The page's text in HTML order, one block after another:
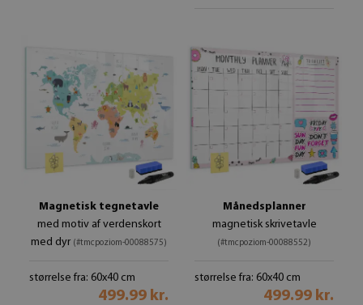
Magnetisk tegnetavle
med motiv af verdenskort
med dyr (#tmcpoziom-00088575)
størrelse fra: 60x40 cm
499.99 kr.
Månedsplanner
magnetisk skrivetavle
(#tmcpoziom-00088552)
størrelse fra: 60x40 cm
499.99 kr.